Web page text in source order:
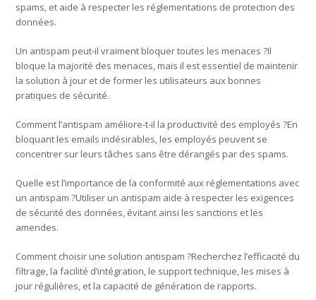
spams, et aide à respecter les réglementations de protection des
données.
Un antispam peut-il vraiment bloquer toutes les menaces ?Il
bloque la majorité des menaces, mais il est essentiel de maintenir
la solution à jour et de former les utilisateurs aux bonnes
pratiques de sécurité.
Comment l’antispam améliore-t-il la productivité des employés ?En
bloquant les emails indésirables, les employés peuvent se
concentrer sur leurs tâches sans être dérangés par des spams.
Quelle est l’importance de la conformité aux réglementations avec
un antispam ?Utiliser un antispam aide à respecter les exigences
de sécurité des données, évitant ainsi les sanctions et les
amendes.
Comment choisir une solution antispam ?Recherchez l’efficacité du
filtrage, la facilité d’intégration, le support technique, les mises à
jour régulières, et la capacité de génération de rapports.